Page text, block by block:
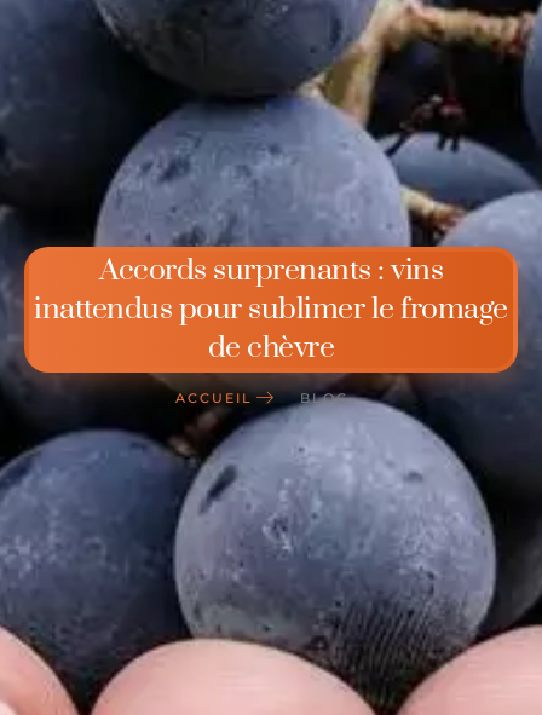
Accords surprenants : vins
inattendus pour sublimer le fromage
de chèvre
ACCUEIL BLOG